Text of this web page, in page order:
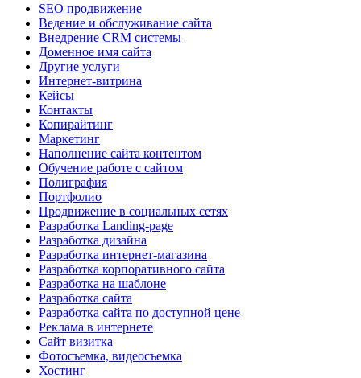
SEO продвижение
Ведение и обслуживание сайта
Внедрение CRM системы
Доменное имя сайта
Другие услуги
Интернет-витрина
Кейсы
Контакты
Копирайтинг
Маркетинг
Наполнение сайта контентом
Обучение работе с сайтом
Полиграфия
Портфолио
Продвижение в социальных сетях
Разработка Landing-page
Разработка дизайна
Разработка интернет-магазина
Разработка корпоративного сайта
Разработка на шаблоне
Разработка сайта
Разработка сайта по доступной цене
Реклама в интернете
Сайт визитка
Фотосъемка, видеосъемка
Хостинг